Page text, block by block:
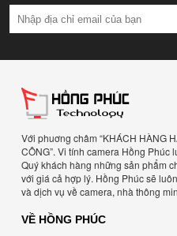
Với phuơng châm “KHÁCH HÀNG
CÔNG”. Vi tính camera Hồng
Quý khách hàng những sản phẩm
với giá cả hợp lý. Hồng Phúc sẽ
và dịch vụ về camera, nhà thông
VỀ HỒNG PHÚC